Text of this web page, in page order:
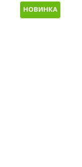
НОВИНКА